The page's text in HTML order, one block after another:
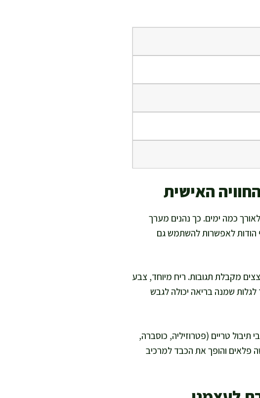
האישית
כמה ימים. כך נהנים מערך
הודות לאפשרות להשתמש גם
מקבלת תגובות. ריח מיוחד, צבע
לגלות שמנה בריאה יכולה לגבש
טריים (פטרוזיליה, כוסברה,
פלאים והופך את הכבד למרכיב